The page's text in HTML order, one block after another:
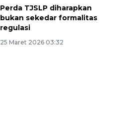
Perda TJSLP diharapkan
bukan sekedar formalitas
regulasi
25 Maret 2026 03:32